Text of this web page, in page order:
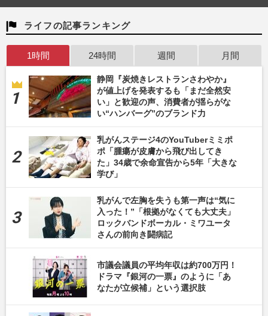
ライフの記事ランキング
1時間 24時間 週間 月間
静岡『炭焼きレストランさわやか』
が値上げを発表するも「まだ全然安
い」と歓迎の声、消費者が揺らがな
い“ハンバーグ”のブランド力
乳がんステージ4のYouTuberミミポ
ポ「腫瘍が皮膚から飛び出してき
た」34歳で余命宣告から5年「大きな
学び」
乳がんで左胸を失うも第一声は“気に
入った！”「根拠がなくても大丈夫」
ロックバンドボーカル・ミワユータ
さんの前向き闘病記
市議会議員の平均年収は約700万円！
ドラマ『銀河の一票』のように「あ
なたが立候補」という選択肢